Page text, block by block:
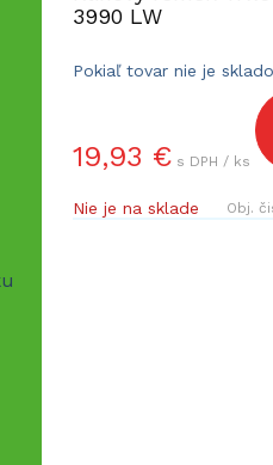
3990 LW
Pokiaľ tovar nie je
19,93 € s DPH / ks
Nie je na sklade Obj.